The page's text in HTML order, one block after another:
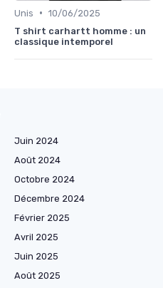
Unis • 10/06/2025
T shirt carhartt homme : un
classique intemporel
Juin 2024
Août 2024
Octobre 2024
Décembre 2024
Février 2025
Avril 2025
Juin 2025
Août 2025